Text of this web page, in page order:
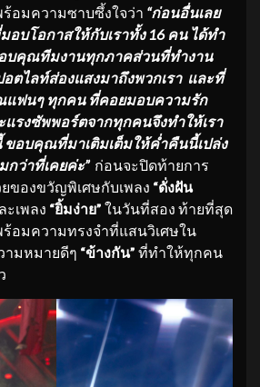
อมความซาบซึ้งใจว่า “ก่อนอื่นเลย
อบโอกาสให้กับเราทั้ง 16 คน ได้ทำ
อบคุณทีมงานทุกภาคส่วนที่ทำงาน
อตไลท์ส่องแสงมาถึงพวกเรา และที่
ฟนๆ ทุกคน ที่คอยมอบความรัก
แรงซัพพอร์ตจากทุกคนจึงทำให้เรา
ขอบคุณที่มาเติมเต็มให้ค่ำคืนนี้เปล่ง
กว่าที่เคยค่ะ” ก่อนจะปิดท้ายการ
ของขวัญพิเศษกับเพลง “ดั่งฝัน
ะเพลง “ยิ้มง่าย” ในวันที่สอง ท้ายที่สุด
อมความทรงจำที่แสนวิเศษใน
ามหมายดีๆ “ข้างกัน” ที่ทำให้ทุกคน